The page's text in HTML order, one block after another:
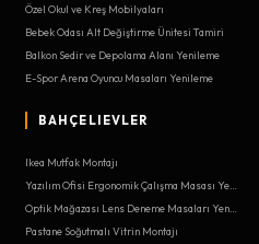
Özel Okul ve Kreş Mobilyaları
Bebek Odası Alt Değiştirme Ünitesi Tamiri
Balkon Sedir ve Depolama Alanı Yenileme
E-Spor Arena Oyuncu Masaları Yenileme
BAHÇELIEVLER
Ikea Mutfak Montajı
Pastane Soğutmalı Vitrin Montajı